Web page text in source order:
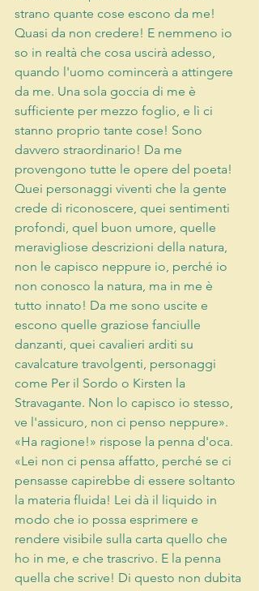
strano quante cose escono da me!
Quasi da non credere! E nemmeno io
so in realtà che cosa uscirà adesso,
quando l'uomo comincerà a attingere
da me. Una sola goccia di me è
sufficiente per mezzo foglio, e lì ci
stanno proprio tante cose! Sono
davvero straordinario! Da me
provengono tutte le opere del poeta!
Quei personaggi viventi che la gente
crede di riconoscere, quei sentimenti
profondi, quel buon umore, quelle
meravigliose descrizioni della natura,
non le capisco neppure io, perché io
non conosco la natura, ma in me è
tutto innato! Da me sono uscite e
escono quelle graziose fanciulle
danzanti, quei cavalieri arditi su
cavalcature travolgenti, personaggi
come Per il Sordo o Kirsten la
Stravagante. Non lo capisco io stesso,
ve l'assicuro, non ci penso neppure».
«Ha ragione!» rispose la penna d'oca.
«Lei non ci pensa affatto, perché se ci
pensasse capirebbe di essere soltanto
la materia fluida! Lei dà il liquido in
modo che io possa esprimere e
rendere visibile sulla carta quello che
ho in me, e che trascrivo. E la penna
quella che scrive! Di questo non dubita